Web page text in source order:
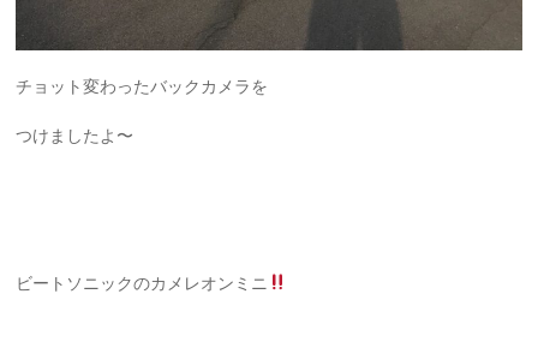
チョット変わったバックカメラを
つけましたよ〜
ビートソニックのカメレオンミニ